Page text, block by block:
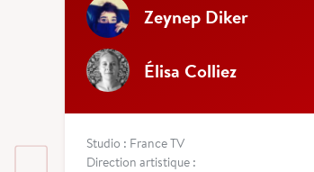
Zeynep Diker
Élisa Colliez
Studio : France TV
Direction artistique :